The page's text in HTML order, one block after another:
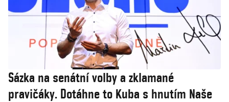
Sázka na senátní volby a zklamané
pravičáky. Dotáhne to Kuba s hnutím Naše